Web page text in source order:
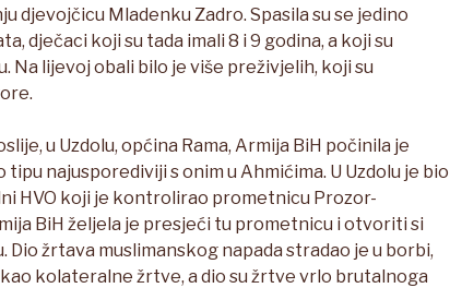
djevojčicu Mladenku Zadro. Spasila su se jedino
dječaci koji su tada imali 8 i 9 godina, a koji su
Na lijevoj obali bilo je više preživjelih, koji su
u Uzdolu, općina Rama, Armija BiH počinila je
tipu najusporediviji s onim u Ahmićima. U Uzdolu je bio
HVO koji je kontrolirao prometnicu Prozor-
BiH željela je presjeći tu prometnicu i otvoriti si
Dio žrtava muslimanskog napada stradao je u borbi,
kolateralne žrtve, a dio su žrtve vrlo brutalnoga